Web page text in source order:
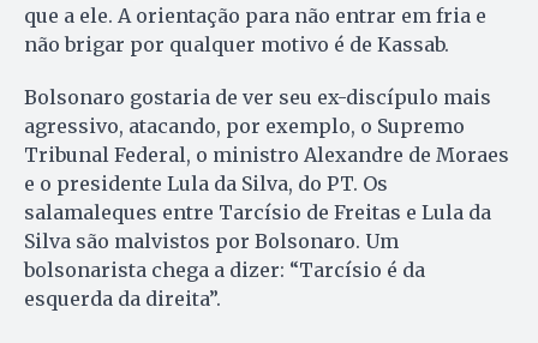
que a ele. A orientação para não entrar em fria e
não brigar por qualquer motivo é de Kassab.
Bolsonaro gostaria de ver seu ex-discípulo mais
agressivo, atacando, por exemplo, o Supremo
Tribunal Federal, o ministro Alexandre de Moraes
e o presidente Lula da Silva, do PT. Os
salamaleques entre Tarcísio de Freitas e Lula da
Silva são malvistos por Bolsonaro. Um
bolsonarista chega a dizer: “Tarcísio é da
esquerda da direita”.